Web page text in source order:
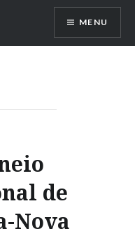
MENU
de
Nova